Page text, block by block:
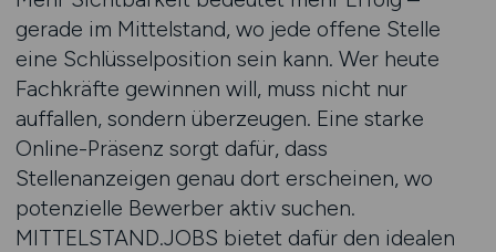
gerade im Mittelstand, wo jede offene Stelle
eine Schlüsselposition sein kann. Wer heute
Fachkräfte gewinnen will, muss nicht nur
auffallen, sondern überzeugen. Eine starke
Online-Präsenz sorgt dafür, dass
Stellenanzeigen genau dort erscheinen, wo
potenzielle Bewerber aktiv suchen.
MITTELSTAND.JOBS bietet dafür den idealen